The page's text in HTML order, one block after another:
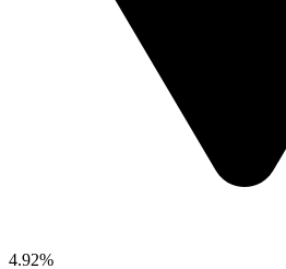
4.92%